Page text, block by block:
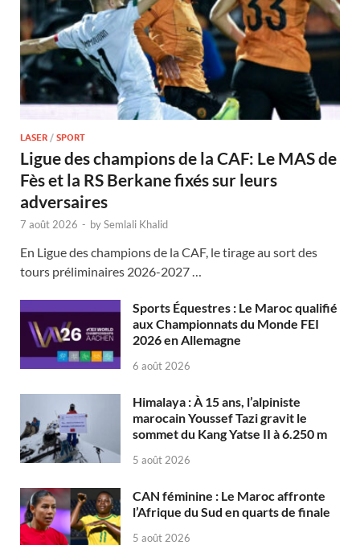
LASER / SPORT
Ligue des champions de la CAF: Le MAS de
Fès et la RS Berkane fixés sur leurs
adversaires
7 août 2026 - bySemlali Khalid
En Ligue des champions de la CAF, le tirage au sort des
tours préliminaires 2026-2027 …
Sports Équestres : Le Maroc qualifié
aux Championnats du Monde FEI
2026 en Allemagne
6 août 2026
Himalaya : À 15 ans, l’alpiniste
marocain Youssef Tazi gravit le
sommet du Kang Yatse II à 6.250 m
5 août 2026
CAN féminine : Le Maroc affronte
l’Afrique du Sud en quarts de finale
5 août 2026